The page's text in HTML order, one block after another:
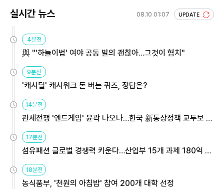
실시간 뉴스 08.10 01:07 UPDATE
4분전
與 "'하늘이법' 여야 공동 발의 괜찮아…그것이 협치"
9분전
'캐시딜' 캐시워크 돈 버는 퀴즈, 정답은?
14분전
관세전쟁 '엔드게임' 윤곽 나오나…한국 新통상정책 교두보 활
17분전
섬유패션 글로벌 경쟁력 키운다…산업부 15개 과제 180억 지
18분전
농식품부, '천원의 아침밥' 참여 200개 대학 선정